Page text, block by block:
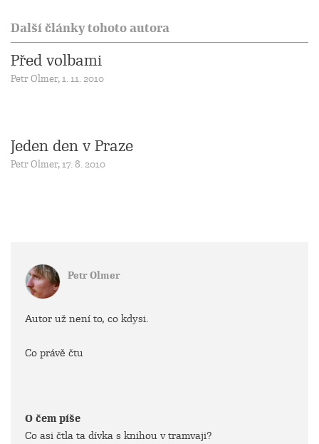
Další články tohoto autora
Před volbami
Petr Olmer, 1. 11. 2010
Jeden den v Praze
Petr Olmer, 17. 8. 2010
Petr Olmer
Autor už není to, co kdysi.
Co právě čtu
O čem píše
Co asi čtla ta dívka s knihou v tramvaji?